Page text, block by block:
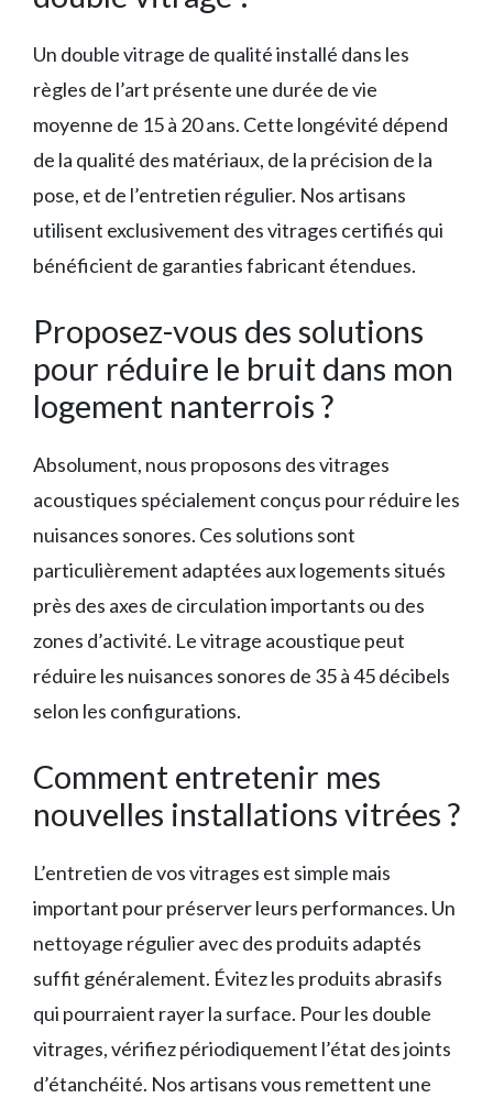
Un double vitrage de qualité installé dans les
règles de l’art présente une durée de vie
moyenne de 15 à 20 ans. Cette longévité dépend
de la qualité des matériaux, de la précision de la
pose, et de l’entretien régulier. Nos artisans
utilisent exclusivement des vitrages certifiés qui
bénéficient de garanties fabricant étendues.
Proposez-vous des solutions
pour réduire le bruit dans mon
logement nanterrois ?
Absolument, nous proposons des vitrages
acoustiques spécialement conçus pour réduire les
nuisances sonores. Ces solutions sont
particulièrement adaptées aux logements situés
près des axes de circulation importants ou des
zones d’activité. Le vitrage acoustique peut
réduire les nuisances sonores de 35 à 45 décibels
selon les configurations.
Comment entretenir mes
nouvelles installations vitrées ?
L’entretien de vos vitrages est simple mais
important pour préserver leurs performances. Un
nettoyage régulier avec des produits adaptés
suffit généralement. Évitez les produits abrasifs
qui pourraient rayer la surface. Pour les double
vitrages, vérifiez périodiquement l’état des joints
d’étanchéité. Nos artisans vous remettent une